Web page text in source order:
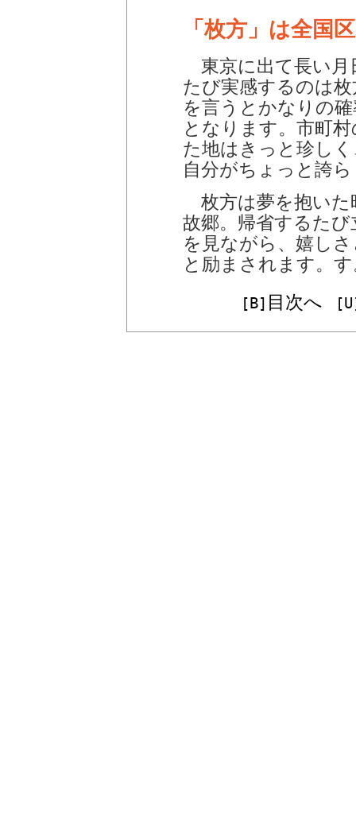
「枚方」は全国区
東京に出て長い月
たび実感するのは
を言うとかなりの
となります。市町
た地はきっと珍し
自分がちょっと誇
枚方は夢を抱いた
故郷。帰省するた
を見ながら、嬉し
と励まされます。
[B] 目次へ